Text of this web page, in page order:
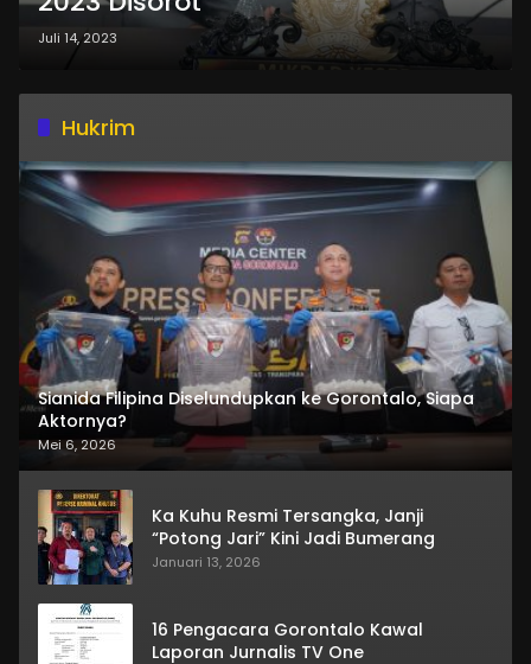
Juli 14, 2023
Hukrim
Sianida Filipina Diselundupkan ke Gorontalo, Siapa
Aktornya?
Mei 6, 2026
Ka Kuhu Resmi Tersangka, Janji
“Potong Jari” Kini Jadi Bumerang
Januari 13, 2026
16 Pengacara Gorontalo Kawal
Laporan Jurnalis TV One